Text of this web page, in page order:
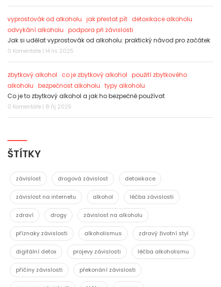
vyprostovák od alkoholu jak přestat pít detoxikace alkoholu
odvykání alkoholu podpora při závislosti
Jak si udělat vyprostovák od alkoholu: praktický návod pro začátek
0 Komentáře | 14 lis 2025
zbytkový alkohol co je zbytkový alkohol použití zbytkového
alkoholu bezpečnost alkoholu typy alkoholu
Co je to zbytkový alkohol a jak ho bezpečně používat
0 Komentáře | 8 říj 2025
ŠTÍTKY
závislost drogová závislost detoxikace
závislost na internetu alkohol léčba závislosti
zdraví drogy závislost na alkoholu
příznaky závislosti alkoholismus zdravý životní styl
digitální detox projevy závislosti léčba alkoholismu
příčiny závislosti překonání závislosti